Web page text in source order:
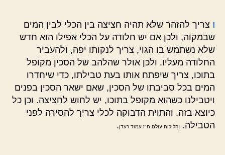
ו צריך להזהר שלא תהיה חציצה בין הכלי לבין המים
שבמקוה, ולכן אם יש חלודה על הכלי אפילו הוא חדש
שלא נשתמש בו הגוי, צריך לנקותו יפה, ולהעביר
החלודה מעליו. ולכן אולר שהלהב של הסכין מקופל
בתוכו, צריך שיפתח אותו בעת טבילתו, כדי שיחדרו
המים בכל סביבתו של הסכין, שאם ישאר הסכין בפנים
ויטבילנו כשהוא מקופל בתוכו, יש לחוש לחציצה. וכן כל
כיוצא בזה. והתוית הדבוקה לכלי צריך להסירה לפני
הטבילה.
[הליכות עולם ח"ז עמוד רעד].